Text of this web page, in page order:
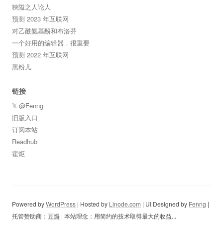
狹隘之人论人
预测 2023 年互联网
对乙酰氨基酚和布洛芬
一个好用的编辑器，很重要
预测 2022 年互联网
黑粉儿
链接
𝕏 @Fenng
旧版入口
订阅本站
Readhub
霍炬
Powered byWordPress | Hosted by Linode.com | UI Designed by Fenng |
托管赞助商： 豆瓣 | 本站理念：用简约的技术取得最大的收益...